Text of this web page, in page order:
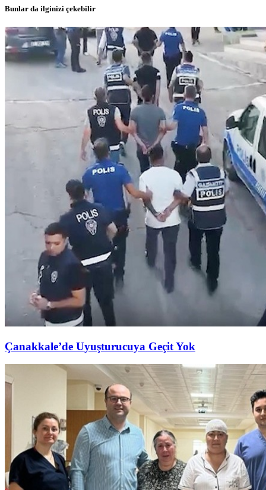
Bunlar da ilginizi çekebilir
Çanakkale’de Uyuşturucuya Geçit Yok